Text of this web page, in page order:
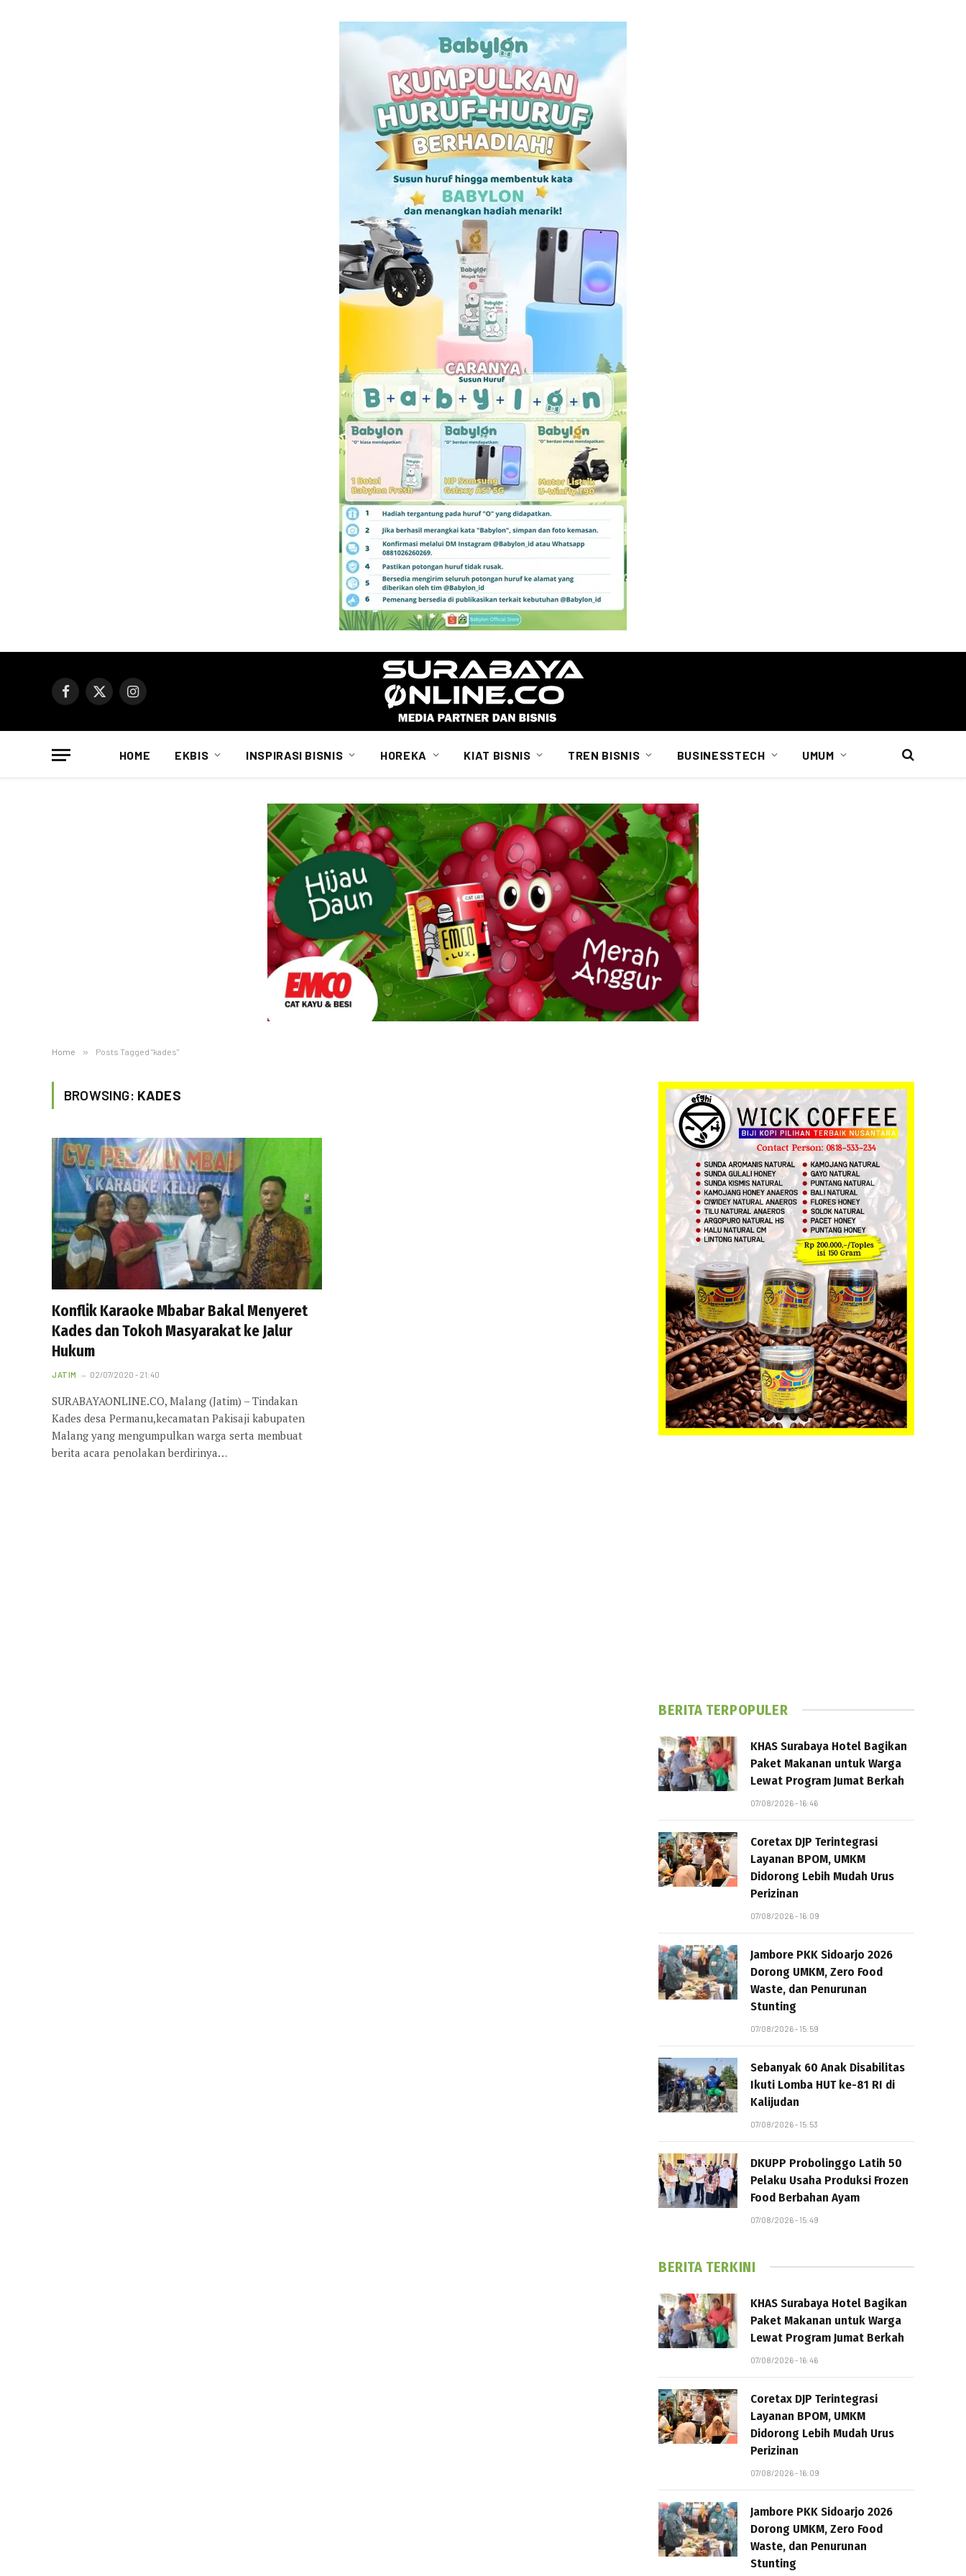
Facebook
X
Instagram
HOME EKBIS INSPIRASI BISNIS HOREKA KIAT BISNIS TREN BISNIS BUSINESSTECH UMUM
Home » Posts Tagged "kades"
BROWSING: KADES
Konflik Karaoke Mbabar Bakal Menyeret
Kades dan Tokoh Masyarakat ke Jalur
Hukum
JATIM 02/07/2020 - 21:40
SURABAYAONLINE.CO, Malang (Jatim) – Tindakan
Kades desa Permanu,kecamatan Pakisaji kabupaten
Malang yang mengumpulkan warga serta membuat
berita acara penolakan berdirinya…
BERITA TERPOPULER
KHAS Surabaya Hotel Bagikan
Paket Makanan untuk Warga
Lewat Program Jumat Berkah
07/08/2026 - 16:46
Coretax DJP Terintegrasi
Layanan BPOM, UMKM
Didorong Lebih Mudah Urus
Perizinan
07/08/2026 - 16:09
Jambore PKK Sidoarjo 2026
Dorong UMKM, Zero Food
Waste, dan Penurunan
Stunting
07/08/2026 - 15:59
Sebanyak 60 Anak Disabilitas
Ikuti Lomba HUT ke-81 RI di
Kalijudan
07/08/2026 - 15:53
DKUPP Probolinggo Latih 50
Pelaku Usaha Produksi Frozen
Food Berbahan Ayam
07/08/2026 - 15:49
BERITA TERKINI
KHAS Surabaya Hotel Bagikan
Paket Makanan untuk Warga
Lewat Program Jumat Berkah
07/08/2026 - 16:46
Coretax DJP Terintegrasi
Layanan BPOM, UMKM
Didorong Lebih Mudah Urus
Perizinan
07/08/2026 - 16:09
Jambore PKK Sidoarjo 2026
Dorong UMKM, Zero Food
Waste, dan Penurunan
Stunting